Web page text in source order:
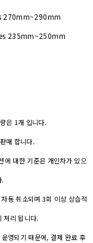
270mm~290mm
235mm~250mm
은 1개 입니다.
매 합니다.
대한 기준은 개인차가 있으
.
동 취소되며 3회 이상 상습적
처리 됩니다.
영되기 때문에, 결제 완료 후